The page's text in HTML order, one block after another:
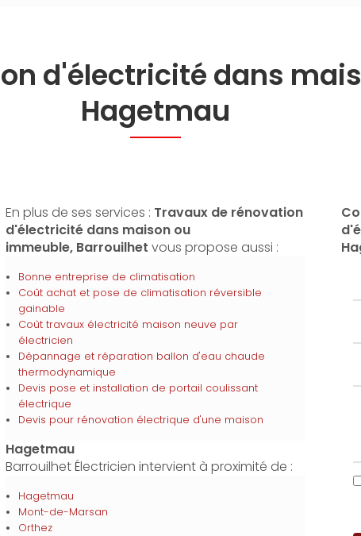
d'électricité dans
Hagetmau
En plus de ses services : Travaux de rénovation
d'électricité dans maison ou
immeuble, Barrouilhet vous propose aussi :
Bonne entreprise de climatisation
Coût achat et pose de climatisation réversible
gainable
Coût travaux électricité maison neuve par
électricien
Dépannage et réparation ballon d'eau chaude
thermodynamique
Devis pose et installation de portail coulissant
électrique
Devis pour rénovation électrique d'une maison
Hagetmau
Barrouilhet Électricien intervient à proximité de :
Hagetmau
Mont-de-Marsan
Orthez